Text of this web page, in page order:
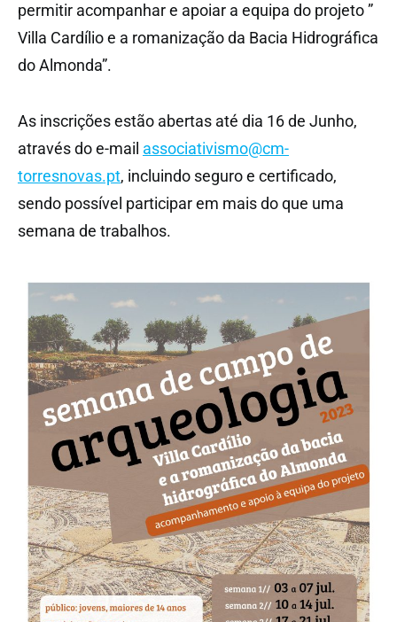
permitir acompanhar e apoiar a equipa do projeto ”
Villa Cardílio e a romanização da Bacia Hidrográfica
do Almonda”.
As inscrições estão abertas até dia 16 de Junho,
através do e-mail associativismo@cm-
torresnovas.pt, incluindo seguro e certificado,
sendo possível participar em mais do que uma
semana de trabalhos.